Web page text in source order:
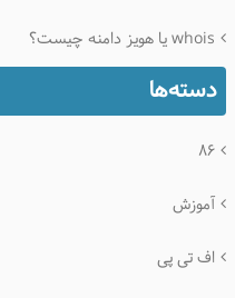
whois یا هویز دامنه چیست؟
دسته‌ها
۸۶
آموزش
اف تی پی